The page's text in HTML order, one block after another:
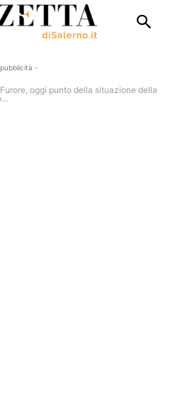
-
oggi punto della situazione della